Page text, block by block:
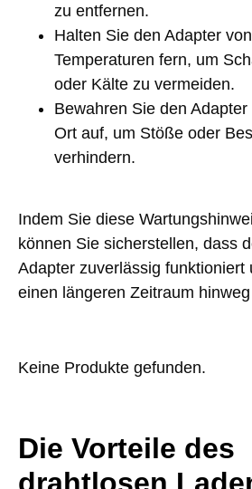
zu entfernen.
Halten Sie den Adapter
Temperaturen fern, um
oder Kälte zu vermeiden.
Bewahren Sie den
Ort auf, um Stöße oder
verhindern.
Indem Sie diese
können Sie sicherstellen, dass
Adapter zuverlässig funktioniert
einen längeren Zeitraum
Keine Produkte gefunden.
Die Vorteile des
drahtlosen